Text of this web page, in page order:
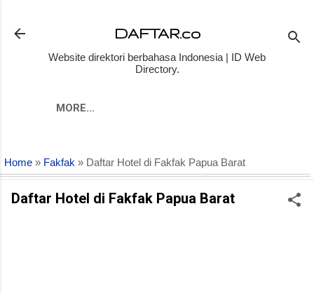
DAFTAR.co
Website direktori berbahasa Indonesia | ID Web
Directory.
MORE…
Home » Fakfak » Daftar Hotel di Fakfak Papua Barat
Daftar Hotel di Fakfak Papua Barat